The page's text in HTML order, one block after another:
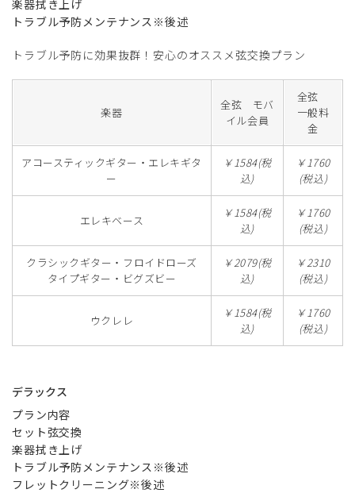
楽器拭き上げ
トラブル予防メンテナンス※後述
トラブル予防に効果抜群！安心のオススメ弦交換プラン
楽器
全弦 モバ
イル会員
全弦
一般料
金
アコースティックギター・エレキギタ
ー
￥1584(税
込)
￥1760
(税込)
エレキベース
￥1584(税
込)
￥1760
(税込)
クラシックギター・フロイドローズ
タイプギター・ビグズビー
￥2079(税
込)
￥2310
(税込)
ウクレレ
￥1584(税
込)
￥1760
(税込)
デラックス
プラン内容
セット弦交換
楽器拭き上げ
トラブル予防メンテナンス※後述
フレットクリーニング※後述